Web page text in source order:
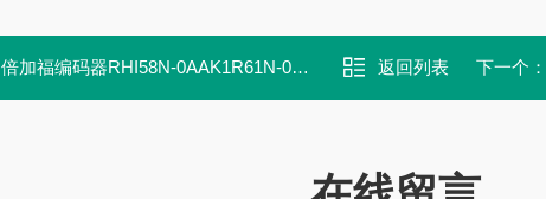
倍加福编码器RHI58N-0AAK1R61N-01024 返回列表 下一个：